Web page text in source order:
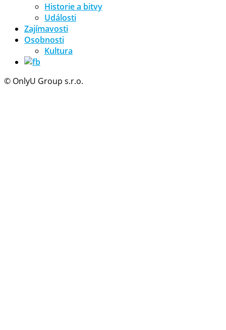
Historie a bitvy
Události
Zajímavosti
Osobnosti
Kultura
© OnlyU Group s.r.o.